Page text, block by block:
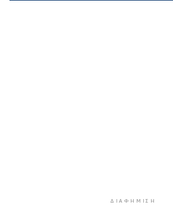
ΔΙΑΦΉΜΙΣΗ